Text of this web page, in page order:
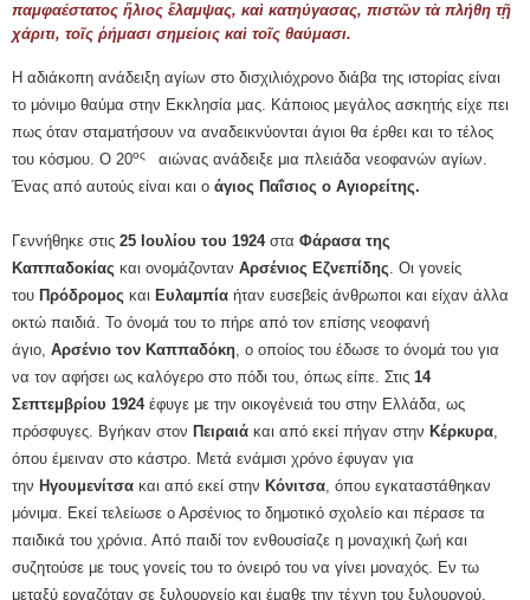
παμφαέστατος ἥλιος ἔλαμψας, καὶ κατηύγασας, πιστῶν τὰ πλήθη τῇ
χάριτι, τοῖς ῥήμασι σημείοις καὶ τοῖς θαύμασι.
Η αδιάκοπη ανάδειξη αγίων στο δισχιλιόχρονο διάβα της ιστορίας είναι
το μόνιμο θαύμα στην Εκκλησία μας. Κάποιος μεγάλος ασκητής είχε πει
πως όταν σταματήσουν να αναδεικνύονται άγιοι θα έρθει και το τέλος
του κόσμου. Ο 20ος
αιώνας ανάδειξε μια πλειάδα νεοφανών αγίων.
Ένας από αυτούς είναι και ο άγιος Παΐσιος ο Αγιορείτης.
Γεννήθηκε στις 25 Ιουλίου του 1924στα Φάρασα της
Καππαδοκίας και ονομάζονταν Αρσένιος Εζνεπίδης . Οι γονείς
του Πρόδρομος και Ευλαμπία ήταν ευσεβείς άνθρωποι και είχαν άλλα
οκτώ παιδιά. Το όνομά του το πήρε από τον επίσης νεοφανή
άγιο, Αρσένιο τον Καππαδόκη , ο οποίος του έδωσε το όνομά του για
να τον αφήσει ως καλόγερο στο πόδι του, όπως είπε. Στις 14
Σεπτεμβρίου 1924έφυγε με την οικογένειά του στην Ελλάδα, ως
πρόσφυγες. Βγήκαν στον Πειραιά και από εκεί πήγαν στην Κέρκυρα
όπου έμειναν στο κάστρο. Μετά ενάμισι χρόνο έφυγαν για
την Ηγουμενίτσα και από εκεί στην Κόνιτσα , όπου εγκαταστάθηκαν
μόνιμα. Εκεί τελείωσε ο Αρσένιος το δημοτικό σχολείο και πέρασε τα
παιδικά του χρόνια. Από παιδί τον ενθουσίαζε η μοναχική ζωή και
συζητούσε με τους γονείς του το όνειρό του να γίνει μοναχός. Εν τω
μεταξύ εργαζόταν σε ξυλουργείο και έμαθε την τέχνη του ξυλουργού.